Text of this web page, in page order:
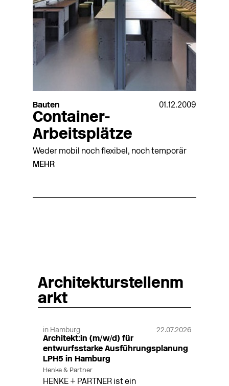
Bauten 01.12.2009
Container-
Arbeitsplätze
Weder mobil noch flexibel, noch temporär
MEHR
Architekturstellenm
arkt
in Hamburg 22.07.2026
Architekt:in (m/w/d) für
entwurfsstarke Ausführungsplanung
LPH5 in Hamburg
Henke & Partner
HENKE + PARTNER ist ein